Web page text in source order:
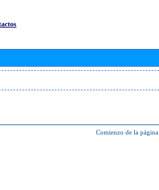
Comienzo de la página